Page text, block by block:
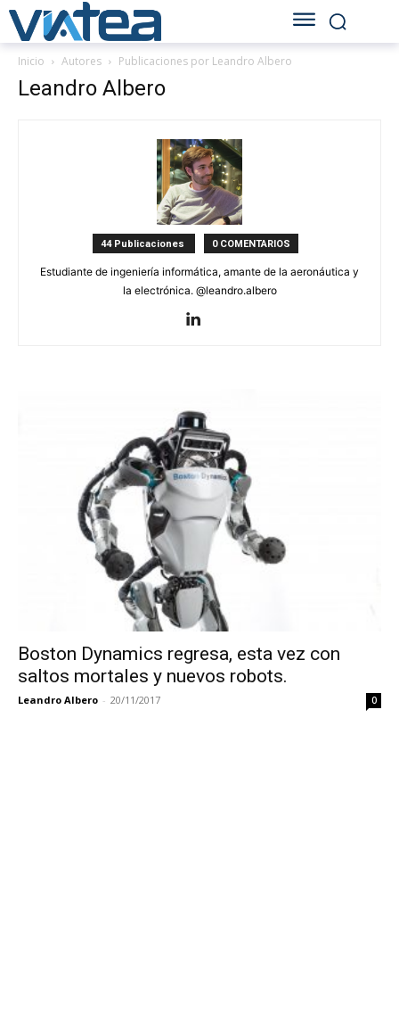
Inicio Autores Publicaciones por Leandro Albero
Leandro Albero
44 Publicaciones 0 COMENTARIOS
Estudiante de ingeniería informática, amante de la aeronáutica y
la electrónica. @leandro.albero
Boston Dynamics regresa, esta vez con
saltos mortales y nuevos robots.
Leandro Albero - 20/11/2017 0